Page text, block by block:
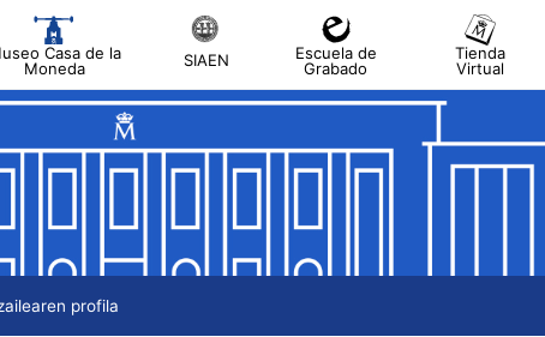
Casa de la
Moneda
SIAEN
Escuela de
Grabado
Tienda
Virtual
profila